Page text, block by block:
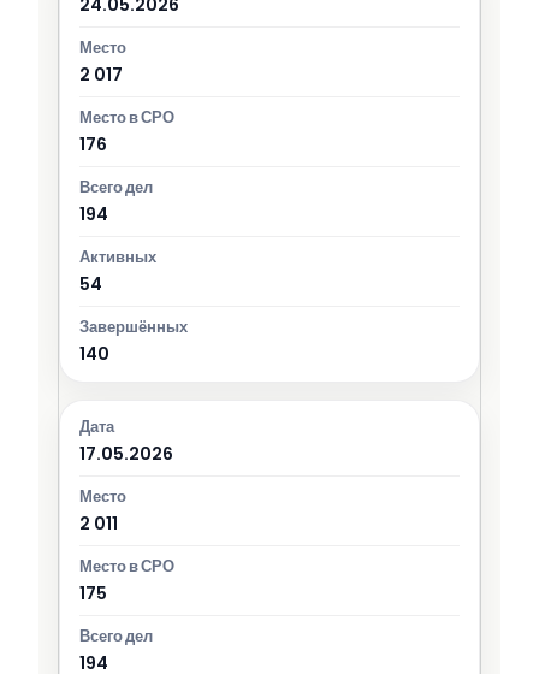
2 017
176
194
54
140
17.05.2026
2 011
175
194